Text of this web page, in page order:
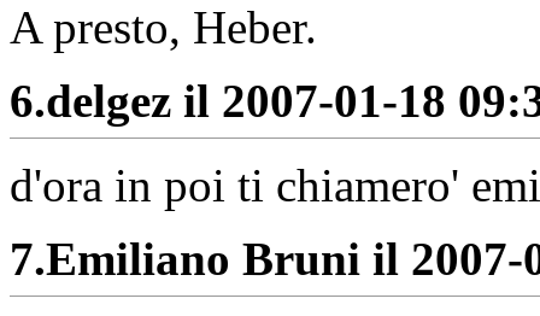
A presto, Heber.
6.delgez il 2007-01-18
d'ora in poi ti chiamero'
7.Emiliano Bruni il 2007-